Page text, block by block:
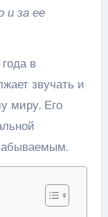
и за ее
в
звучать и
миру. Его